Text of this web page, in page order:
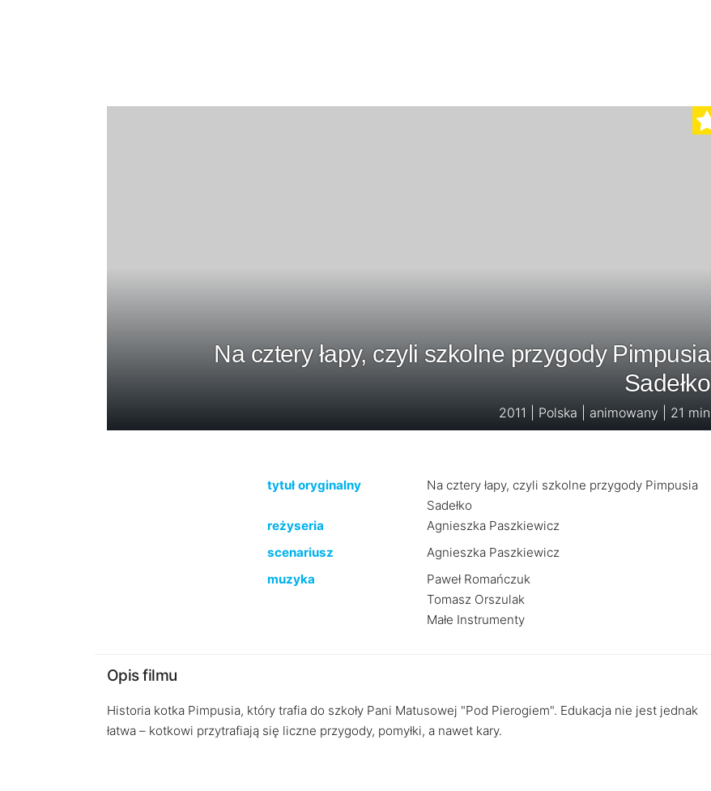
Na cztery łapy, czyli szkolne przygody Pimpusia
Sadełko
2011 | Polska | animowany | 21 min
tytuł oryginalny
Na cztery łapy, czyli szkolne przygody Pimpusia
Sadełko
reżyseria
Agnieszka Paszkiewicz
scenariusz
Agnieszka Paszkiewicz
muzyka
Paweł Romańczuk
Tomasz Orszulak
Małe Instrumenty
Opis filmu
Historia kotka Pimpusia, który trafia do szkoły Pani Matusowej "Pod Pierogiem". Edukacja nie jest jednak
łatwa – kotkowi przytrafiają się liczne przygody, pomyłki, a nawet kary.